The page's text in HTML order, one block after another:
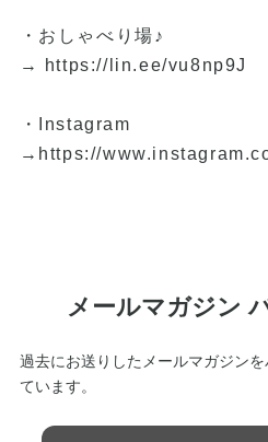
・おしゃべり場♪
→
https://lin.ee/vu8np9J
・Instagram
→ https://
メールマガジン
過去にお送りしたメールマガジン
ています。